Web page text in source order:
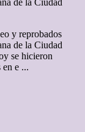
de la Ciudad
y reprobados
de la Ciudad
se hicieron
en e ...